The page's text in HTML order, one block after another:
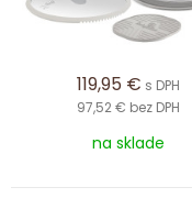
119,95 € s DPH
97,52 € bez DPH
na sklade